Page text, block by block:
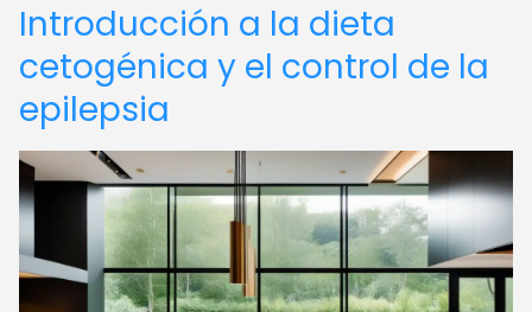
Introducción a la dieta
cetogénica y el control de la
epilepsia